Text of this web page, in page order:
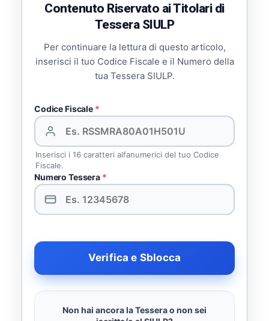
Contenuto Riservato ai Titolari di
Tessera SIULP
Per continuare la lettura di questo articolo,
inserisci il tuo Codice Fiscale e il Numero della
tua Tessera SIULP.
Codice Fiscale *
Inserisci i 16 caratteri alfanumerici del tuo Codice
Fiscale.
Numero Tessera *
Verifica e Sblocca
Non hai ancora la Tessera o non sei